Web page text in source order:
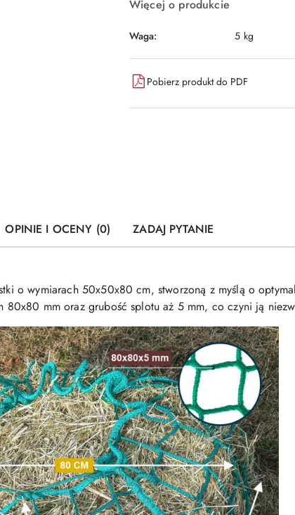
Więcej o produkcie
Waga: 5 kg
Pobierz produkt do PDF
OPINIE I OCENY (0) ZADAJ PYTANIE
o wymiarach 50x50x80 cm, stworzoną z myślą o
80x80 mm oraz grubość splotu aż 5 mm, co czyni ją